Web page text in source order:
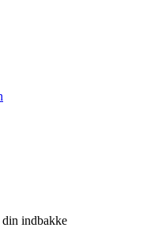
din indbakke